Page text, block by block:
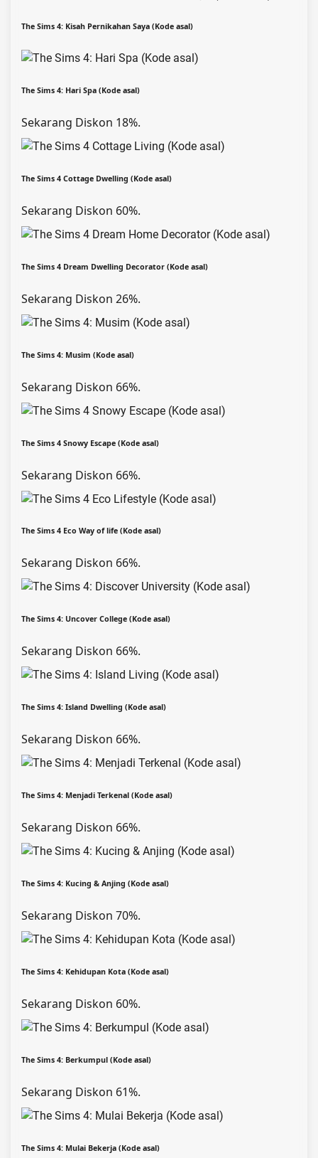
The Sims 4: Kisah Pernikahan Saya (Kode asal)
The Sims 4: Hari Spa (Kode asal)
Sekarang Diskon 18%.
The Sims 4 Cottage Dwelling (Kode asal)
Sekarang Diskon 60%.
The Sims 4 Dream Dwelling Decorator (Kode asal)
Sekarang Diskon 26%.
The Sims 4: Musim (Kode asal)
Sekarang Diskon 66%.
The Sims 4 Snowy Escape (Kode asal)
Sekarang Diskon 66%.
The Sims 4 Eco Way of life (Kode asal)
Sekarang Diskon 66%.
The Sims 4: Uncover College (Kode asal)
Sekarang Diskon 66%.
The Sims 4: Island Dwelling (Kode asal)
Sekarang Diskon 66%.
The Sims 4: Menjadi Terkenal (Kode asal)
Sekarang Diskon 66%.
The Sims 4: Kucing & Anjing (Kode asal)
Sekarang Diskon 70%.
The Sims 4: Kehidupan Kota (Kode asal)
Sekarang Diskon 60%.
The Sims 4: Berkumpul (Kode asal)
Sekarang Diskon 61%.
The Sims 4: Mulai Bekerja (Kode asal)